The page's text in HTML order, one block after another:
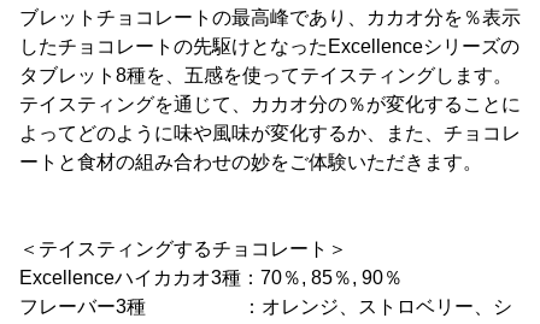
ブレットチョコレートの最高峰であり、カカオ分を％表示
したチョコレートの先駆けとなったExcellenceシリーズの
タブレット8種を、五感を使ってテイスティングします。
テイスティングを通じて、カカオ分の％が変化することに
よってどのように味や風味が変化するか、また、チョコレ
ートと食材の組み合わせの妙をご体験いただきます。
＜テイスティングするチョコレート＞
Excellenceハイカカオ3種：70％, 85％, 90％
フレーバー3種 ：オレンジ、ストロベリー、シ